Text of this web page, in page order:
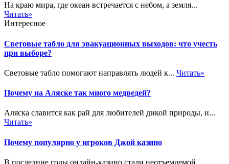
На краю мира, где океан встречается с небом, а земля...
Читать»
Интересное
Световые табло для эвакуационных выходов: что учесть
при выборе?
Световые табло помогают направлять людей к... Читать»
Почему на Аляске так много медведей?
Аляска славится как рай для любителей дикой природы, и...
Читать»
Почему популярно у игроков Джой казино
В последние годы онлайн-казино стали неотъемлемой...